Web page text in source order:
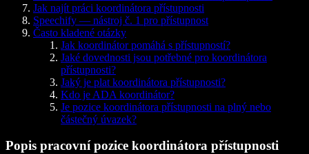
Jak najít práci koordinátora přístupnosti
Speechify — nástroj č. 1 pro přístupnost
Často kladené otázky
Jak koordinátor pomáhá s přístupností?
Jaké dovednosti jsou potřebné pro koordinátora
přístupnosti?
Jaký je plat koordinátora přístupnosti?
Kdo je ADA koordinátor?
Je pozice koordinátora přístupnosti na plný nebo
částečný úvazek?
Popis pracovní pozice koordinátora přístupnosti